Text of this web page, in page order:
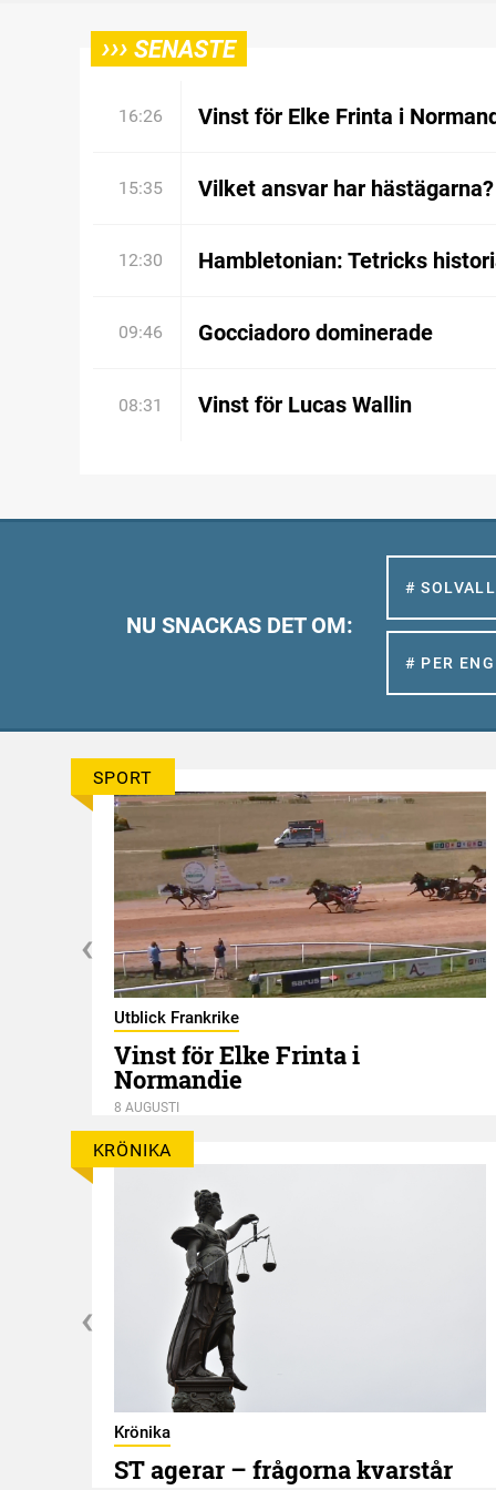
››› SENASTE
16:26 Vinst för Elke Frinta i
15:35 Vilket ansvar har hästägarna?
12:30 Hambletonian: Tetricks
09:46 Gocciadoro dominerade
08:31 Vinst för Lucas Wallin
NU SNACKAS DET OM:
#
# PER
SPORT
Utblick Frankrike
Vinst för Elke Frinta i
Normandie
8 AUGUSTI
KRÖNIKA
Krönika
ST agerar – frågorna kvarstår